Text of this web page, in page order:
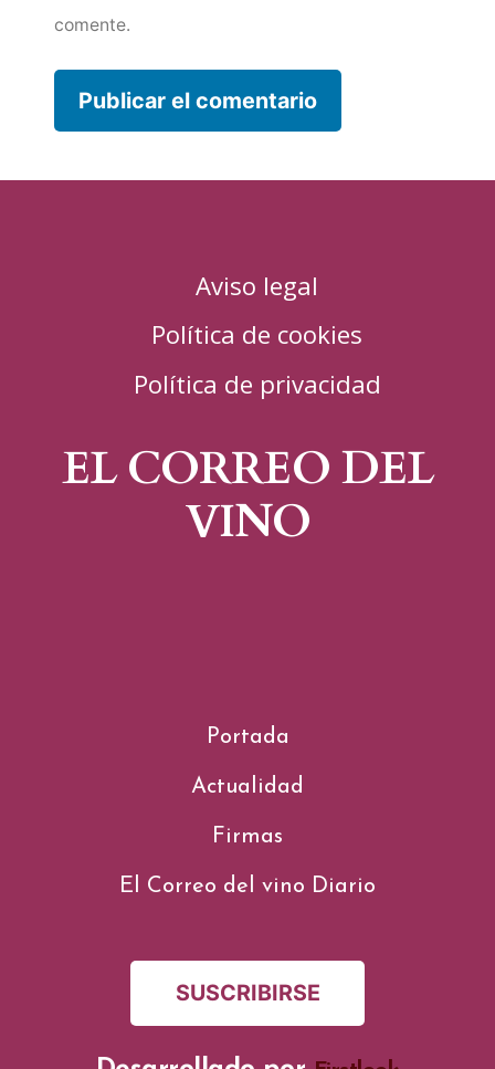
comente.
Aviso legal
Política de cookies
Política de privacidad
EL CORREO DEL
VINO
Portada
Actualidad
Firmas
El Correo del vino Diario
SUSCRIBIRSE